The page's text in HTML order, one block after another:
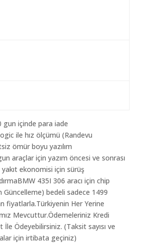
gun içinde para iade
ile hız ölçümü (Randevu
ömür boyu yazılım
araçlar için yazım öncesi ve sonrası
ekonomisi için sürüş
435I 306 aracı için chip
Güncelleme) bedeli sadece 1499
fiyatlarla.Türkiyenin Her Yerine
Mevcuttur.Ödemeleriniz Kredi
İle Ödeyebilirsiniz. (Taksit sayısı ve
için irtibata geçiniz)